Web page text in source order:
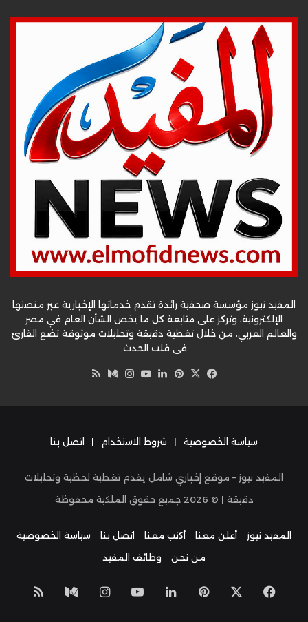
المفيد نيوز مؤسسة صحفية رائدة تقدم خدماتها الإخبارية عبر منصتها
الإلكترونية، وتركز على متابعة كل ما يخص الشأن العام في مصر
والعالم العربي، من خلال تغطية دقيقة وتحليلات موثوقة تضع القارئ
في قلب الحدث.
فيسبوك
‫X بينتيريست
لينكدإن‫YouTube
انستقرام
وسط
سياسة الخصوصية | شروط الاستخدام | اتصل بنا
المفيد نيوز – موقع إخباري شامل يقدم تغطية لحظية وتحليلات
دقيقة | © 2026 جميع حقوق الملكية محفوظة
المفيد نيوز أعلن معنا أكتب معنا اتصل بنا
سياسة الخصوصية
من نحن
وظائف المفيد
فيسبوك بينتيريست
لينكدإن‫YouTube
انستقراموسط